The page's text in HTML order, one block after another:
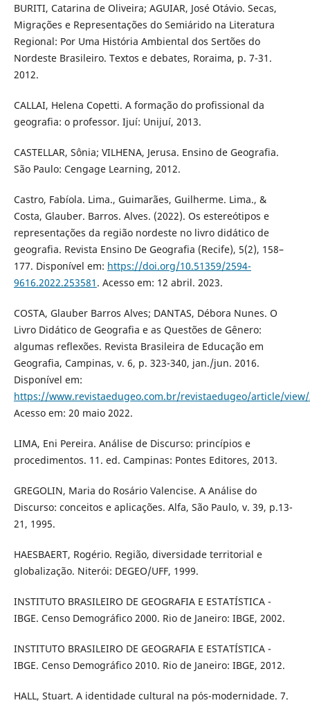
BURITI, Catarina de Oliveira; AGUIAR, José Otávio. Secas,
Migrações e Representações do Semiárido na Literatura
Regional: Por Uma História Ambiental dos Sertões do
Nordeste Brasileiro. Textos e debates, Roraima, p. 7-31.
2012.
CALLAI, Helena Copetti. A formação do profissional da
geografia: o professor. Ijuí: Unijuí, 2013.
CASTELLAR, Sônia; VILHENA, Jerusa. Ensino de Geografia.
São Paulo: Cengage Learning, 2012.
Castro, Fabíola. Lima., Guimarães, Guilherme. Lima., &
Costa, Glauber. Barros. Alves. (2022). Os estereótipos e
representações da região nordeste no livro didático de
geografia. Revista Ensino De Geografia (Recife), 5(2), 158–
177. Disponível em: https://doi.org/10.51359/2594-
9616.2022.253581 . Acesso em: 12 abril. 2023.
COSTA, Glauber Barros Alves; DANTAS, Débora Nunes. O
Livro Didático de Geografia e as Questões de Gênero:
algumas reflexões. Revista Brasileira de Educação em
Geografia, Campinas, v. 6, p. 323-340, jan./jun. 2016.
Disponível em:
https://www.revistaedugeo.com.br/revistaedugeo/article/
Acesso em: 20 maio 2022.
LIMA, Eni Pereira. Análise de Discurso: princípios e
procedimentos. 11. ed. Campinas: Pontes Editores, 2013.
GREGOLIN, Maria do Rosário Valencise. A Análise do
Discurso: conceitos e aplicações. Alfa, São Paulo, v. 39, p.13-
21, 1995.
HAESBAERT, Rogério. Região, diversidade territorial e
globalização. Niterói: DEGEO/UFF, 1999.
INSTITUTO BRASILEIRO DE GEOGRAFIA E ESTATÍSTICA -
IBGE. Censo Demográfico 2000. Rio de Janeiro: IBGE, 2002.
INSTITUTO BRASILEIRO DE GEOGRAFIA E ESTATÍSTICA -
IBGE. Censo Demográfico 2010. Rio de Janeiro: IBGE, 2012.
HALL, Stuart. A identidade cultural na pós-modernidade. 7.